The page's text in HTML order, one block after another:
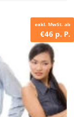
exkl. MwSt. ab
€46 p. P.